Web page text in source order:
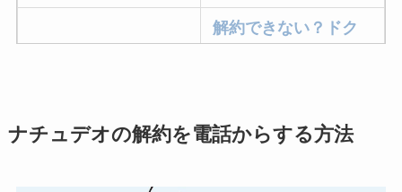
解約できない？ドク
解約方法まとめ！契
ナチュデオの解約を電話からする方法